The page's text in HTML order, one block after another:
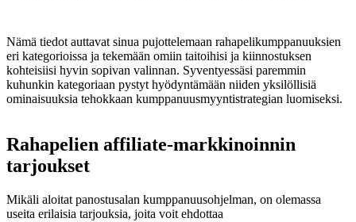
Nämä tiedot auttavat sinua pujottelemaan rahapelikumppanuuksien
eri kategorioissa ja tekemään omiin taitoihisi ja kiinnostuksen
kohteisiisi hyvin sopivan valinnan. Syventyessäsi paremmin
kuhunkin kategoriaan pystyt hyödyntämään niiden yksilöllisiä
ominaisuuksia tehokkaan kumppanuusmyyntistrategian luomiseksi.
Rahapelien affiliate-markkinoinnin
tarjoukset
Mikäli aloitat panostusalan kumppanuusohjelman, on olemassa
useita erilaisia tarjouksia, joita voit ehdottaa